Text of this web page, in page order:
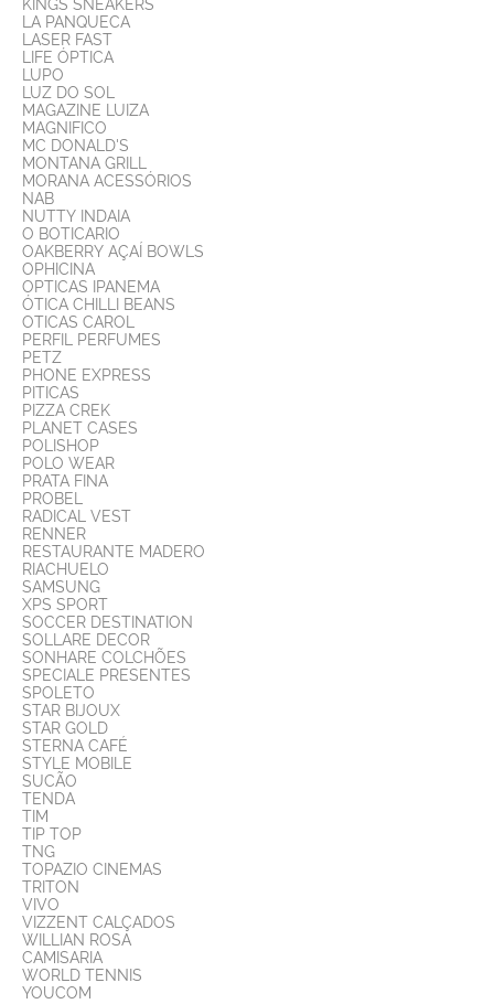
KINGS SNEAKERS
LA PANQUECA
LASER FAST
LIFE ÓPTICA
LUPO
LUZ DO SOL
MAGAZINE LUIZA
MAGNIFICO
MC DONALD'S
MONTANA GRILL
MORANA ACESSÓRIOS
NAB
NUTTY INDAIA
O BOTICARIO
OAKBERRY AÇAÍ BOWLS
OPHICINA
OPTICAS IPANEMA
ÓTICA CHILLI BEANS
OTICAS CAROL
PERFIL PERFUMES
PETZ
PHONE EXPRESS
PITICAS
PIZZA CREK
PLANET CASES
POLISHOP
POLO WEAR
PRATA FINA
PROBEL
RADICAL VEST
RENNER
RESTAURANTE MADERO
RIACHUELO
SAMSUNG
XPS SPORT
SOCCER DESTINATION
SOLLARE DECOR
SONHARE COLCHÕES
SPECIALE PRESENTES
SPOLETO
STAR BIJOUX
STAR GOLD
STERNA CAFÉ
STYLE MOBILE
SUCÃO
TENDA
TIM
TIP TOP
TNG
TOPAZIO CINEMAS
TRITON
VIVO
VIZZENT CALÇADOS
WILLIAN ROSA
CAMISARIA
WORLD TENNIS
YOUCOM